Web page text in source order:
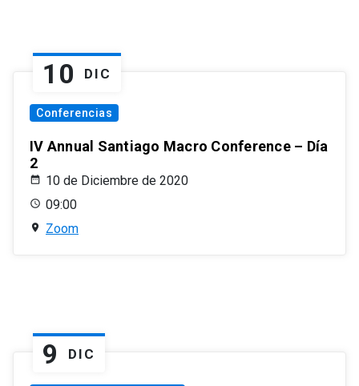
10 DIC
Conferencias
IV Annual Santiago Macro Conference – Día
2
10 de Diciembre de 2020
09:00
Zoom
9 DIC